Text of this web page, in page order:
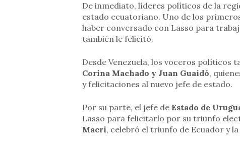
De inmediato, líderes políticos de la
estado ecuatoriano. Uno de los
haber conversado con Lasso para
también le felicitó.
Desde Venezuela, los voceros políticos
Corina Machado y Juan Guaidó,
y felicitaciones al nuevo jefe de estado.
Por su parte, el jefe de Estado de
Lasso para felicitarlo por su triunfo
Macri, celebró el triunfo de Ecuador y